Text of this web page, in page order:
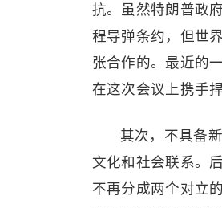
抗。虽然特朗普政
程导弹条约，但世
张合作的。最近的
在这次会议上携手
其次，不具备
文化和社会联系。
不再分成两个对立